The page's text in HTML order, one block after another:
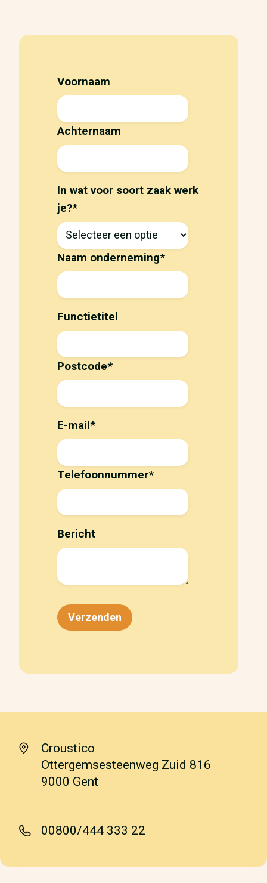
Voornaam
Achternaam
In wat voor soort zaak werk
je?*
Naam onderneming*
Functietitel
Postcode*
E-mail*
Telefoonnummer*
Bericht
Croustico
Ottergemsesteenweg Zuid 816
9000 Gent
00800/444 333 22